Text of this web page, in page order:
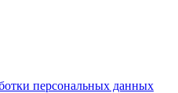
персональных данных